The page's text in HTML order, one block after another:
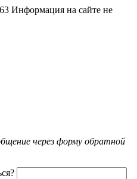
Информация на сайте не
через форму обратной